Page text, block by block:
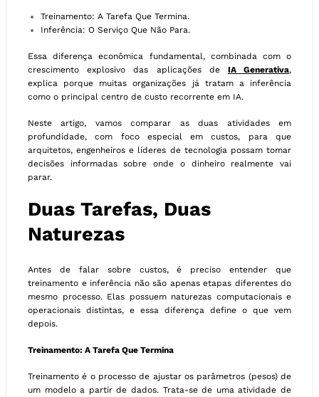
Treinamento: A Tarefa Que Termina.
Inferência: O Serviço Que Não Para.
Essa diferença econômica fundamental, combinada com o
crescimento explosivo das aplicações de IA Generativa,
explica porque muitas organizações já tratam a inferência
como o principal centro de custo recorrente em IA.
Neste artigo, vamos comparar as duas atividades em
profundidade, com foco especial em custos, para que
arquitetos, engenheiros e líderes de tecnologia possam tomar
decisões informadas sobre onde o dinheiro realmente vai
parar.
Duas Tarefas, Duas
Naturezas
Antes de falar sobre custos, é preciso entender que
treinamento e inferência não são apenas etapas diferentes do
mesmo processo. Elas possuem naturezas computacionais e
operacionais distintas, e essa diferença define o que vem
depois.
Treinamento: A Tarefa Que Termina
Treinamento é o processo de ajustar os parâmetros (pesos) de
um modelo a partir de dados. Trata-se de uma atividade de